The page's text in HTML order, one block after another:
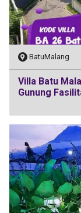
BatuMalang
Villa Batu
Gunung